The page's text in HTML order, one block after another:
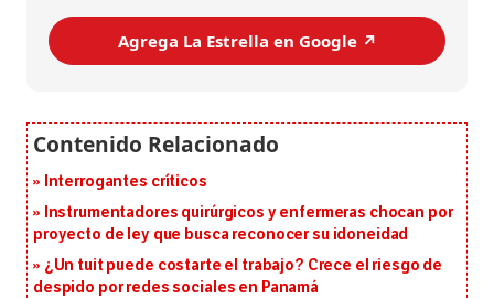
Agrega La Estrella en Google ↗️
Interrogantes críticos
Instrumentadores quirúrgicos y enfermeras chocan por
proyecto de ley que busca reconocer su idoneidad
¿Un tuit puede costarte el trabajo? Crece el riesgo de
despido por redes sociales en Panamá